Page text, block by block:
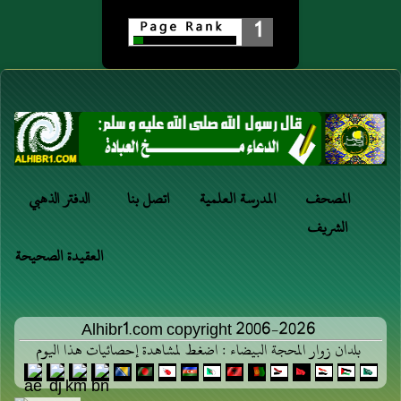
بَعْضَهُ عَلَى بَعْضٍ
هَكَذَا"
1
الدفتر الذهبي اتصل بنا المدرسة العلمية
المصحف
الشريف
العقيدة الصحيحة
Alhibr1.com copyright 2006-2026
بلدان زوار المحجة البيضاء : اضغط لمشاهدة إحصائيات هذا اليوم